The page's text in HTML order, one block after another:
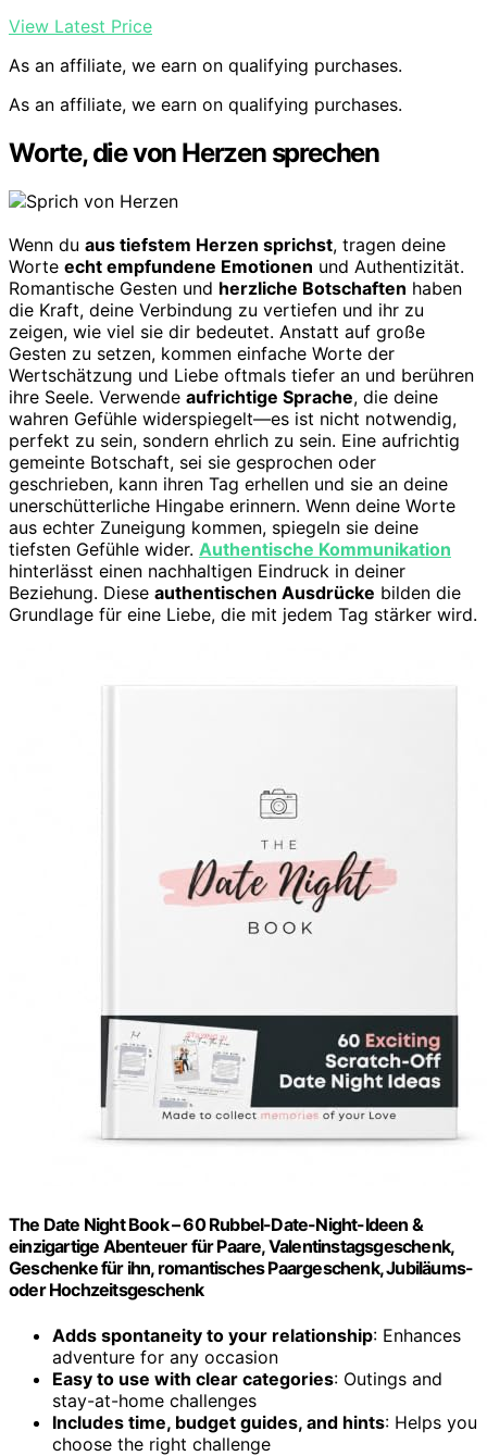
View Latest Price
As an affiliate, we earn on qualifying purchases.
As an affiliate, we earn on qualifying purchases.
Worte, die von Herzen sprechen
Wenn du aus tiefstem Herzen sprichst, tragen deine
Worte echt empfundene Emotionen und Authentizität.
Romantische Gesten und herzliche Botschaften haben
die Kraft, deine Verbindung zu vertiefen und ihr zu
zeigen, wie viel sie dir bedeutet. Anstatt auf große
Gesten zu setzen, kommen einfache Worte der
Wertschätzung und Liebe oftmals tiefer an und berühren
ihre Seele. Verwende aufrichtige Sprache, die deine
wahren Gefühle widerspiegelt—es ist nicht notwendig,
perfekt zu sein, sondern ehrlich zu sein. Eine aufrichtig
gemeinte Botschaft, sei sie gesprochen oder
geschrieben, kann ihren Tag erhellen und sie an deine
unerschütterliche Hingabe erinnern. Wenn deine Worte
aus echter Zuneigung kommen, spiegeln sie deine
tiefsten Gefühle wider. Authentische Kommunikation
hinterlässt einen nachhaltigen Eindruck in deiner
Beziehung. Diese authentischen Ausdrücke bilden die
Grundlage für eine Liebe, die mit jedem Tag stärker wird.
The Date Night Book – 60 Rubbel-Date-Night-Ideen &
einzigartige Abenteuer für Paare, Valentinstagsgeschenk,
Geschenke für ihn, romantisches Paargeschenk, Jubiläums-
oder Hochzeitsgeschenk
Adds spontaneity to your relationship: Enhances
adventure for any occasion
Easy to use with clear categories: Outings and
stay-at-home challenges
Includes time, budget guides, and hints: Helps you
choose the right challenge